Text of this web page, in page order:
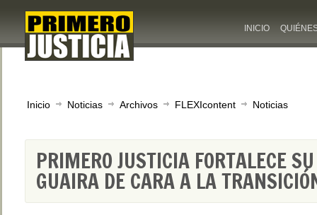
INICIO
Inicio Noticias Archivos FLEXIcontent Noticias
PRIMERO JUSTICIA FORTALECE
GUAIRA DE CARA A LA